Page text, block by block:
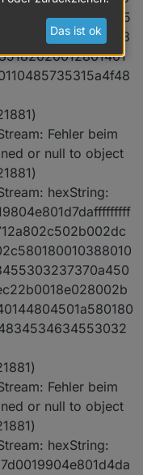
Fehler beim
or null to object
hexString:
Fehler beim
or null to object
hexString:
Das ist ok